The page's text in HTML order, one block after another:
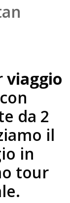
viaggio
con
da 2
il
in
tour